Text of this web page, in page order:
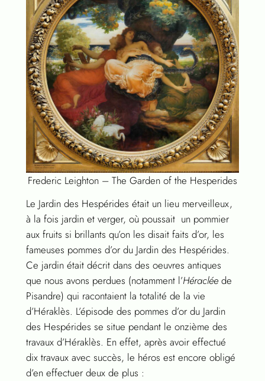
Frederic Leighton – The Garden of the Hesperides
Le Jardin des Hespérides était un lieu merveilleux,
à la fois jardin et verger, où poussait un pommier
aux fruits si brillants qu’on les disait faits d’or, les
fameuses pommes d’or du Jardin des Hespérides.
Ce jardin était décrit dans des oeuvres antiques
que nous avons perdues (notamment l’Héracléede
Pisandre) qui racontaient la totalité de la vie
d’Héraklès. L’épisode des pommes d’or du Jardin
des Hespérides se situe pendant le onzième des
travaux d’Héraklès. En effet, après avoir effectué
dix travaux avec succès, le héros est encore obligé
d’en effectuer deux de plus :